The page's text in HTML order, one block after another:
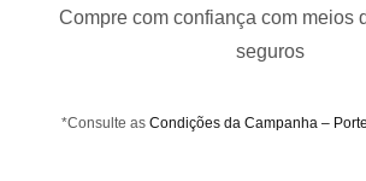
Compre com confiança com meios
seguros
*Consulte as Condições da Campanha –